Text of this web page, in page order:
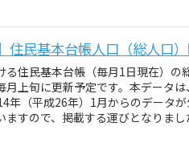
住民基本台帳人口（総人口
る住民基本台帳（毎月1日現在）
月上旬に更新予定です。本データ
年（平成26年）1月からのデータ
ますので、掲載する運びとなりまし